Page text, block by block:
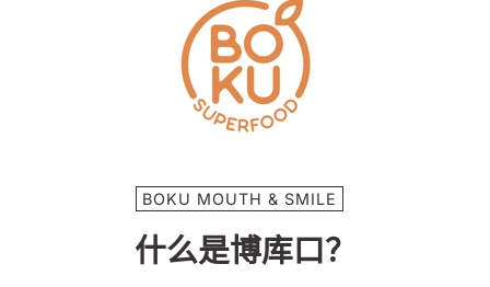
BOKU MOUTH & SMILE
什么是博库口？